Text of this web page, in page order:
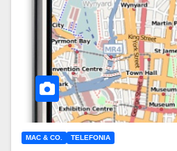
MAC & CO. TELEFONIA